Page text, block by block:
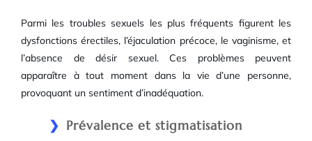
Parmi les troubles sexuels les plus fréquents figurent les
dysfonctions érectiles, l’éjaculation précoce, le vaginisme, et
l’absence de désir sexuel. Ces problèmes peuvent
apparaître à tout moment dans la vie d’une personne,
provoquant un sentiment d’inadéquation.
Prévalence et stigmatisation